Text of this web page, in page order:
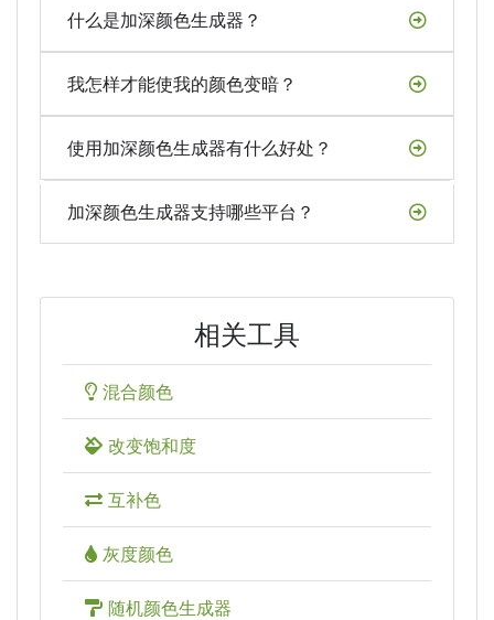
什么是加深颜色生成器？
我怎样才能使我的颜色变暗？
使用加深颜色生成器有什么好处？
加深颜色生成器支持哪些平台？
相关工具
混合颜色
改变饱和度
互补色
灰度颜色
随机颜色生成器